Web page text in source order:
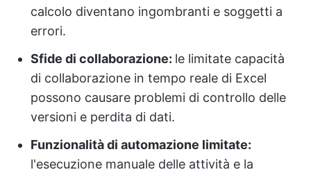
calcolo diventano ingombranti e soggetti a
errori.
Sfide di collaborazione: le limitate capacità
di collaborazione in tempo reale di Excel
possono causare problemi di controllo delle
versioni e perdita di dati.
Funzionalità di automazione limitate:
l'esecuzione manuale delle attività e la